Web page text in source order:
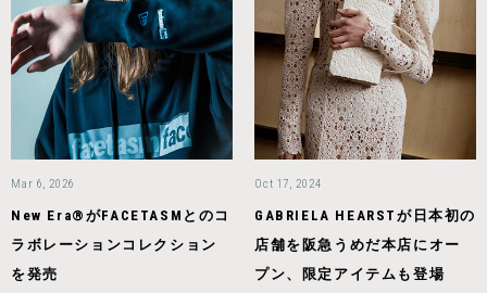
Mar 6, 2026
New Era®がFACETASMとのコ
ラボレーションコレクション
を発売
Oct 17, 2024
GABRIELA HEARSTが日本初の
店舗を阪急うめだ本店にオー
プン、限定アイテムも登場